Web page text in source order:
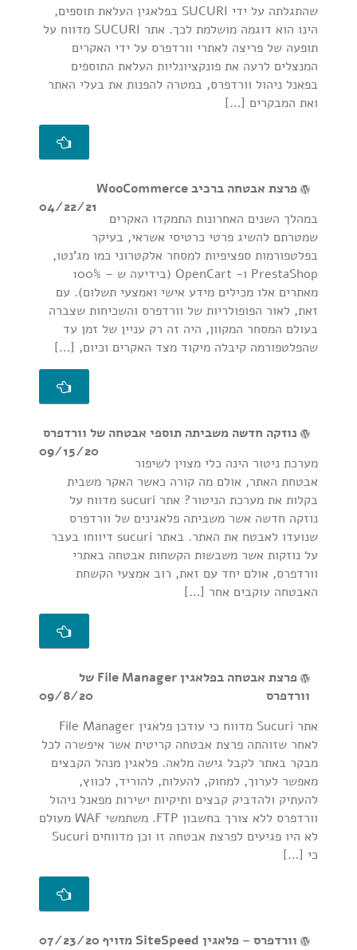
שהתגלתה על ידי SUCURI בפלאגין העלאת תוספים,
הינו הוא דוגמה מושלמת לכך. אתר SUCURI מדווח על
תופעה של פריצה לאתרי וורדפרס על ידי האקרים
המנצלים לרעה את פונקציונליות העלאת התוספים
בפאנל ניהול וורדפרס, במטרה להפנות את בעלי האתר
ואת המבקרים […]
פרצת אבטחה ברכיב WooCommerce
04/22/21
במהלך השנים האחרונות התמקדו האקרים
שמטרתם להשיג פרטי כרטיסי אשראי, בעיקר
בפלטפורמות ספציפיות למסחר אלקטרוני כמו מג'נטו,
PrestaShop ו- OpenCart (בידיעה ש – 100%
מאתרים אלו מכילים מידע אישי ואמצעי תשלום). עם
זאת, לאור הפופולריות של וורדפרס והשכיחות שצברה
בעולם המסחר המקוון, היה זה רק עניין של זמן עד
שהפלטפורמה קיבלה מיקוד מצד האקרים וכיום, […]
נוזקה חדשה משביתה תוספי אבטחה של וורדפרס
09/15/20
מערכת ניטור הינה כלי מצוין לשיפור
אבטחת האתר, אולם מה קורה כאשר האקר משבית
בקלות את מערכת הניטור? אתר sucuri מדווח על
נוזקה חדשה אשר משביתה פלאגינים של וורדפרס
שנועדו לאבטח את האתר. באתר sucuri דיווחו בעבר
על נוזקות אשר משבשות הקשחות אבטחה באתרי
וורדפרס, אולם יחד עם זאת, רוב אמצעי הקשחת
האבטחה עוקבים אחר […]
פרצת אבטחה בפלאגין File Manager של
וורדפרס
09/8/20
אתר Sucuri מדווח כי עודכן פלאגין File Manager
לאחר שזוהתה פרצת אבטחה קריטית אשר איפשרה לכל
מבקר באתר לקבל גישה מלאה. פלאגין מנהל הקבצים
מאפשר לערוך, למחוק, להעלות, להוריד, לכווץ,
להעתיק ולהדביק קבצים ותיקיות ישירות מפאנל ניהול
וורדפרס ללא צורך בחשבון FTP. משתמשי WAF מעולם
לא היו פגיעים לפרצת אבטחה זו וכן מדווחים Sucuri
כי […]
וורדפרס – פלאגין SiteSpeed מזויף
07/23/20